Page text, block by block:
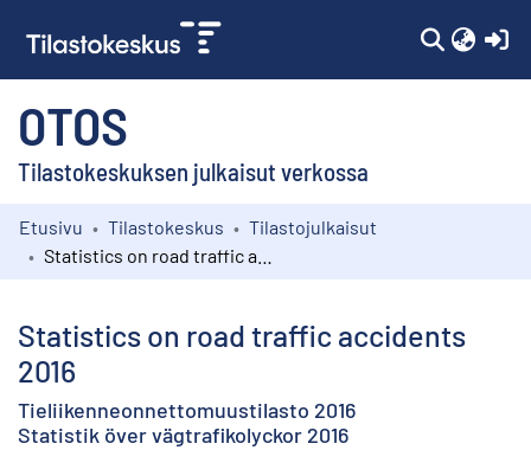
OTOS
Tilastokeskuksen julkaisut verkossa
Kokoelmat
Etusivu Tilastokeskus
Tilastojulkaisut
Statistics on road traffic accidents
2016
Tieliikenneonnettomuustilasto 2016
Statistik över vägtrafikolyckor 2016